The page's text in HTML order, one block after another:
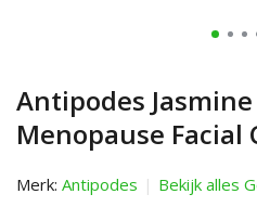
Antipodes
Menopause Facial
Merk: Antipodes Bekijk alles